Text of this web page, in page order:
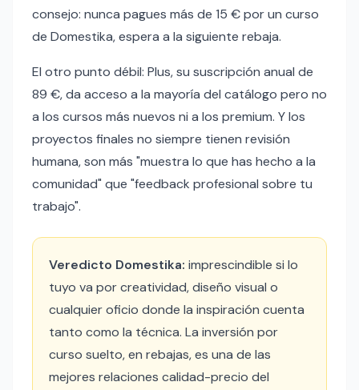
consejo: nunca pagues más de 15 € por un curso
de Domestika, espera a la siguiente rebaja.
El otro punto débil: Plus, su suscripción anual de
89 €, da acceso a la mayoría del catálogo pero no
a los cursos más nuevos ni a los premium. Y los
proyectos finales no siempre tienen revisión
humana, son más "muestra lo que has hecho a la
comunidad" que "feedback profesional sobre tu
trabajo".
Veredicto Domestika: imprescindible si lo
tuyo va por creatividad, diseño visual o
cualquier oficio donde la inspiración cuenta
tanto como la técnica. La inversión por
curso suelto, en rebajas, es una de las
mejores relaciones calidad-precio del